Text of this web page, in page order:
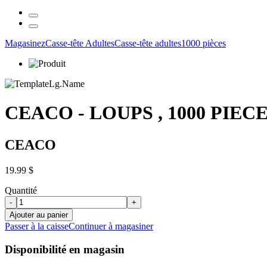
MagasinezCasse-tête AdultesCasse-tête adultes1000 pièces
CEACO - LOUPS , 1000
CEACO
19.99 $
Quantité
-
+
Ajouter au panier
Passer à la caisseContinuer à magasiner
Disponibilité en magasin